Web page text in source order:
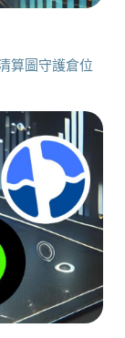
算圖守護倉位